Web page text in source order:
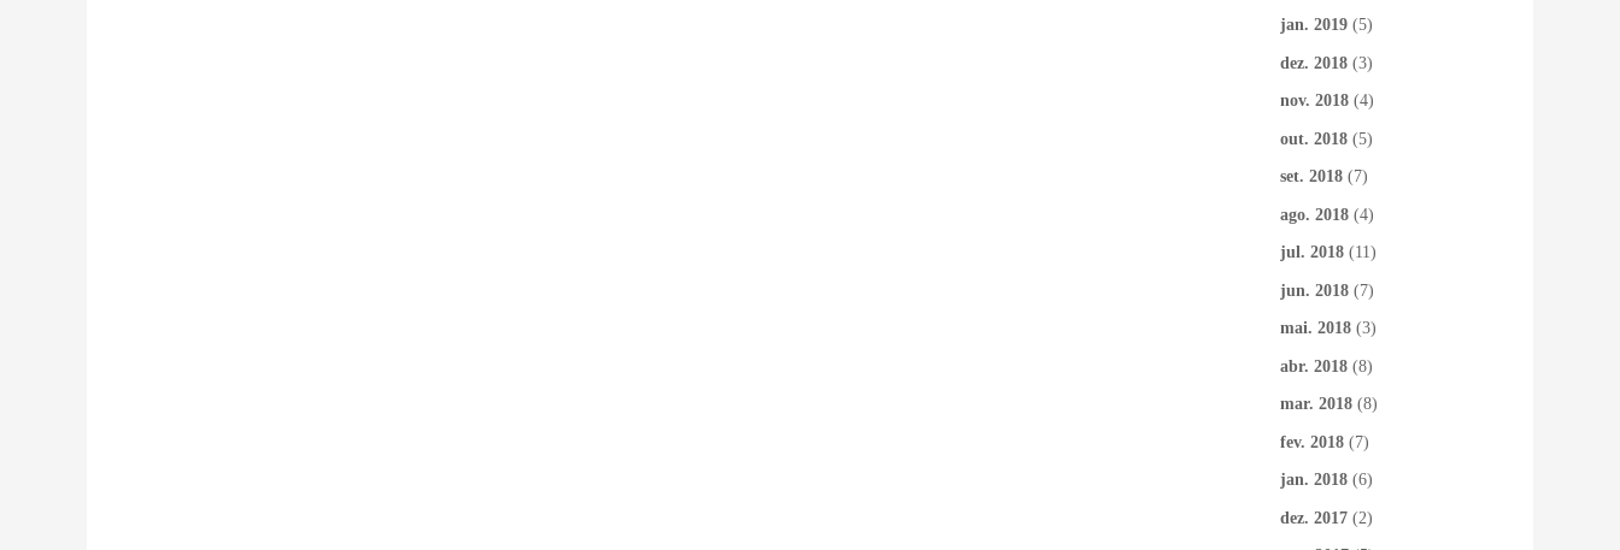
jan. 2019 (5)
dez. 2018 (3)
nov. 2018 (4)
out. 2018 (5)
set. 2018 (7)
ago. 2018 (4)
jul. 2018 (11)
jun. 2018 (7)
mai. 2018 (3)
abr. 2018 (8)
mar. 2018 (8)
fev. 2018 (7)
jan. 2018 (6)
dez. 2017 (2)